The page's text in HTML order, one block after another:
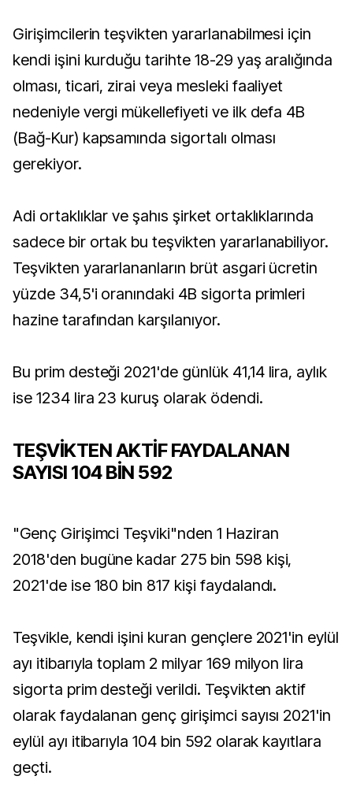
Girişimcilerin teşvikten yararlanabilmesi için
kendi işini kurduğu tarihte 18-29 yaş aralığında
olması, ticari, zirai veya mesleki faaliyet
nedeniyle vergi mükellefiyeti ve ilk defa 4B
(Bağ-Kur) kapsamında sigortalı olması
gerekiyor.
Adi ortaklıklar ve şahıs şirket ortaklıklarında
sadece bir ortak bu teşvikten yararlanabiliyor.
Teşvikten yararlananların brüt asgari ücretin
yüzde 34,5'i oranındaki 4B sigorta primleri
hazine tarafından karşılanıyor.
Bu prim desteği 2021'de günlük 41,14 lira, aylık
ise 1234 lira 23 kuruş olarak ödendi.
TEŞVİKTEN AKTİF FAYDALANAN
SAYISI 104 BİN 592
"Genç Girişimci Teşviki"nden 1 Haziran
2018'den bugüne kadar 275 bin 598 kişi,
2021'de ise 180 bin 817 kişi faydalandı.
Teşvikle, kendi işini kuran gençlere 2021'in eylül
ayı itibarıyla toplam 2 milyar 169 milyon lira
sigorta prim desteği verildi. Teşvikten aktif
olarak faydalanan genç girişimci sayısı 2021'in
eylül ayı itibarıyla 104 bin 592 olarak kayıtlara
geçti.